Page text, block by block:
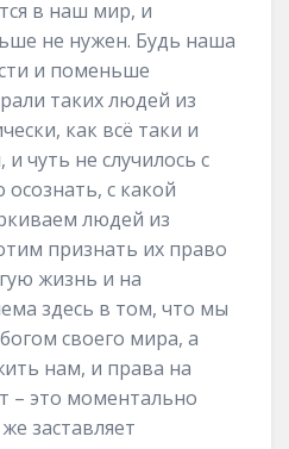
в наш мир, и
не нужен. Будь наша
и поменьше
таких людей из
как всё таки и
и чуть не случилось с
с какой
людей из
признать их право
жизнь и на
здесь в том, что мы
своего мира, а
нам, и права на
– это моментально
заставляет